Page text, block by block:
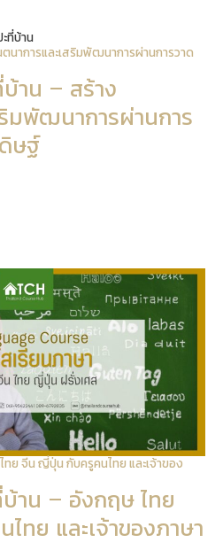
นาการและเสริมพัฒนาการผ่านการวาด
าน – สร้าง
มพัฒนาการผ่านการ
ษฐ์
ย จีน ญี่ปุ่น กับครูคนไทย และเจ้าของ
าน – อังกฤษ ไทย
ย และเจ้าของภาษา